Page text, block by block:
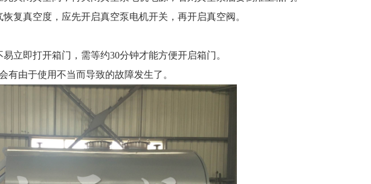
真空度，应先开启真空泵电机开关，再开启真空阀。
即打开箱门，需等约30分钟才能方便开启箱门。
由于使用不当而导致的故障发生了。